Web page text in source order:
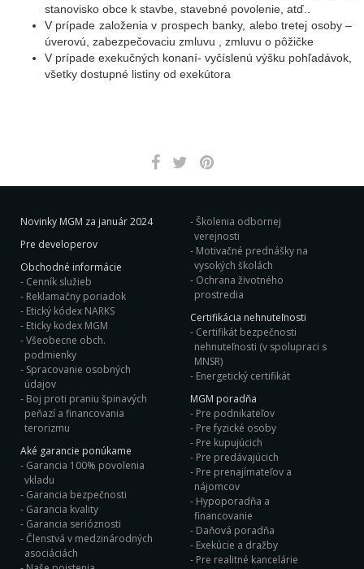
stanovisko obce k stavbe, stavebné povolenie, atď..
V prípade založenia v prospech banky, alebo tretej osoby –
úverovú, zabezpečovaciu zmluvu , zmluvu o pôžičke
V prípade exekučných konaní- vyčíslenú výšku pohľadávok,
všetky dostupné listiny od exekútora
Novinky MGM za január 2024
Pre developerov
Obchodné informácie
Cenník služieb
Reklamačny poriadok
Etický kódex NARKS
Eticky kodex MGM
Všeobecne obch.
podmienky
Spracovanie osobných
údajov
Boj proti praniu špinavých
peňazí a financovania
terorizmu
Aké garancie ponúkame
Garancia 100% povolenia
vkladu
Garancia bezpečnosti
Garancia kvality
Garancia serióznosti
Členstvá v medzinárodných
asociáciách
Školenia odbornej
verejnosti
Motivačné prednášky na
vysokých školách
Ochrana životného
prostredia
Certifikácia nehnuteľnosti
Certifikát bezpečnosti
nehnuteľnosti (v spolupraci s
MNSR)
Energetický certifikát
MGM poradňa
Pre podnikateľov
Pre fyzické osoby
Pre kupujúcich
Pre predávajúcich
Pre prenajímateľov a
nájomcov
Hypoporadňa a
financovanie
Daňová poradňa
Exekúcie a dražby
Pre realitné kancelárie